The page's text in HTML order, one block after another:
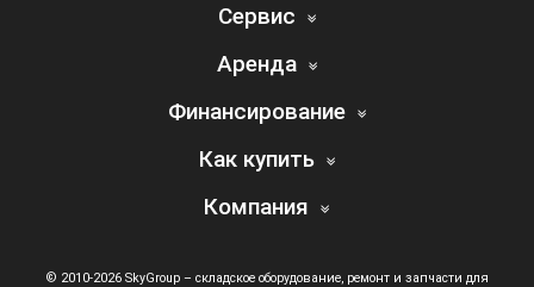
Сервис
Аренда
Финансирование
Как купить
Компания
© 2010-2026 SkyGroup – складское оборудование, ремонт и запчасти для